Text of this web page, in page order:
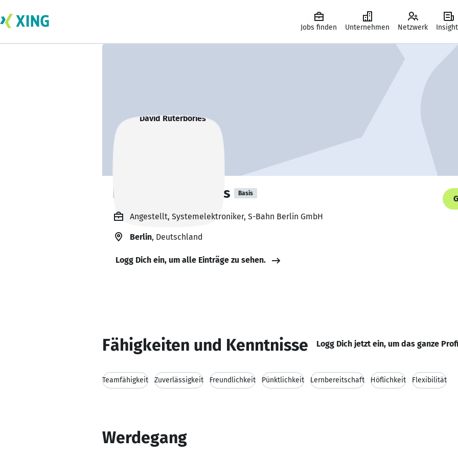
Jobs finden Unternehmen Netzwerk
David Rüterbories Basis
Angestellt, Systemelektroniker, S-Bahn Berlin GmbH
Berlin, Deutschland
Logg Dich ein, um alle Einträge zu sehen.
Fähigkeiten und Kenntnisse Logg Dich jetzt ein, um das ganze
Teamfähigkeit Zuverlässigkeit Freundlichkeit Pünktlichkeit Lernbereitschaft Höflichkeit Flexibilität
Werdegang